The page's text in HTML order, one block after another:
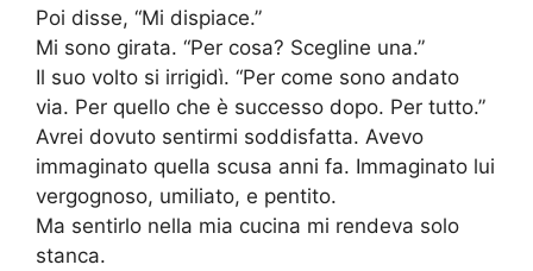
Poi disse, “Mi dispiace.”
Mi sono girata. “Per cosa? Scegline una.”
Il suo volto si irrigidì. “Per come sono andato
via. Per quello che è successo dopo. Per tutto.”
Avrei dovuto sentirmi soddisfatta. Avevo
immaginato quella scusa anni fa. Immaginato lui
vergognoso, umiliato, e pentito.
Ma sentirlo nella mia cucina mi rendeva solo
stanca.